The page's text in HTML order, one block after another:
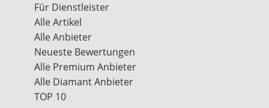
Für Dienstleister
Alle Artikel
Alle Anbieter
Neueste Bewertungen
Alle Premium Anbieter
Alle Diamant Anbieter
TOP 10